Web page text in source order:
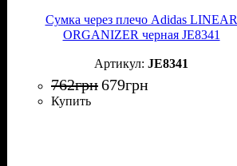
Сумка через плечо Adidas LINEAR
ORGANIZER черная JE8341
JE8341
762грн679грн
Купить